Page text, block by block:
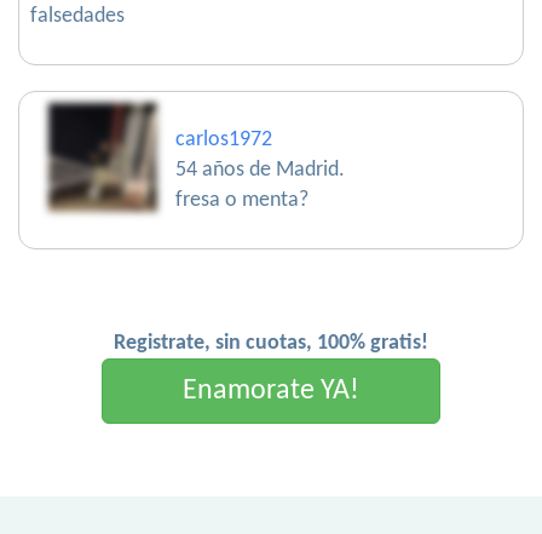
falsedades
carlos1972
54 años de Madrid.
fresa o menta?
Registrate, sin cuotas, 100% gratis!
Enamorate YA!